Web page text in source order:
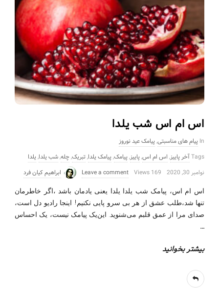
اس ام اس شب یلدا
In پیام های مناسبتی,پیامک عید نوروز
Tagsآخر پاییز, اس ام اس,پاییز,پیامک,پیامک یلدا,تبریک,چله,شب یلدا,یلدا
نوامبر 30, 2020
169 Views
Leave a comment ابراهیم کیان فرد
اس ام اس، پیامک شب یلدا یلدا یعنی یادمان باشد ،اگر خاطرمان
تنها شد،طلب عشق از هر بی سرو پایی نکنیم! اینجا رادیو دل است،
صدای مرا از عمق قلبم می‌شنوید. این‌یک پیامک نیست، یک احساس
…
بیشتر بخوانید